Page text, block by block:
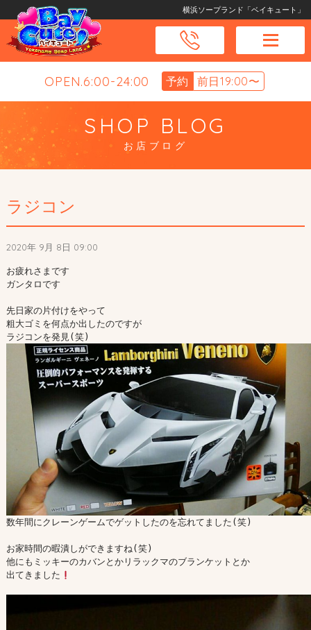
横浜ソープランド「ベイキュート」
OPEN.6:00-24:00 予約 前日19:00〜
SHOP BLOG
お店ブログ
ラジコン
2020年 9月 8日 09:00
お疲れさまです
ガンタロです
先日家の片付けをやって
粗大ゴミを何点か出したのですが
数年間にクレーンゲームでゲットしたのを忘れてました(笑)
お家時間の暇潰しができますね(笑)
他にもミッキーのカバンとかリラックマのブランケットとか
出てきました